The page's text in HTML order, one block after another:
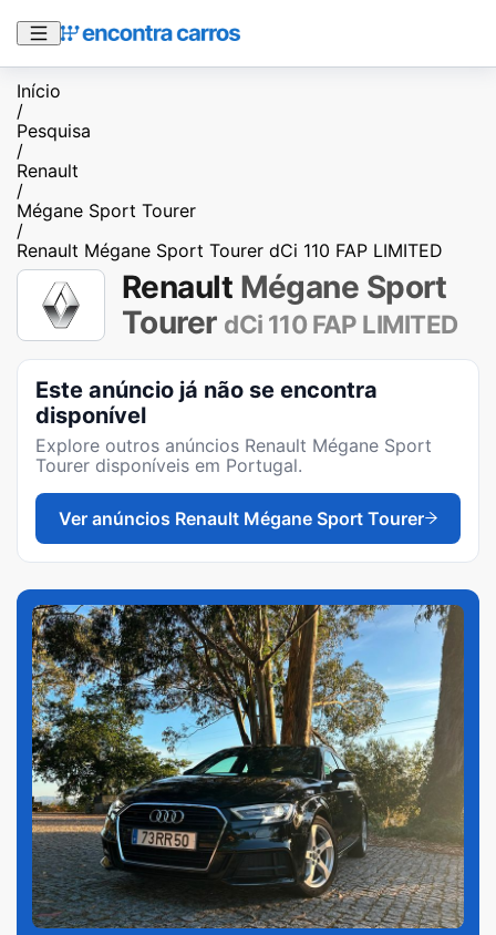
Início
/
Pesquisa
/
Renault
/
Mégane Sport Tourer
/
Renault Mégane Sport Tourer dCi 110 FAP LIMITED
Renault Mégane Sport
Tourer dCi 110 FAP LIMITED
Este anúncio já não se encontra
disponível
Explore outros anúncios Renault Mégane Sport
Tourer disponíveis em Portugal.
Ver anúncios Renault Mégane Sport Tourer